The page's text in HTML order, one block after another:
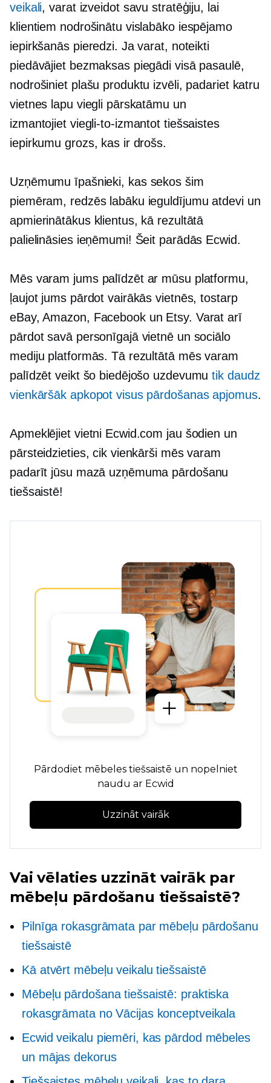
veikali, varat izveidot savu stratēģiju, lai
klientiem nodrošinātu vislabāko iespējamo
iepirkšanās pieredzi. Ja varat, noteikti
piedāvājiet bezmaksas piegādi visā pasaulē,
nodrošiniet plašu produktu izvēli, padariet katru
vietnes lapu viegli pārskatāmu un
izmantojiet viegli-to-izmantot tiešsaistes
iepirkumu grozs, kas ir drošs.
Uzņēmumu īpašnieki, kas sekos šim
piemēram, redzēs labāku ieguldījumu atdevi un
apmierinātākus klientus, kā rezultātā
palielināsies ieņēmumi! Šeit parādās Ecwid.
Mēs varam jums palīdzēt ar mūsu platformu,
ļaujot jums pārdot vairākās vietnēs, tostarp
eBay, Amazon, Facebook un Etsy. Varat arī
pārdot savā personīgajā vietnē un sociālo
mediju platformās. Tā rezultātā mēs varam
palīdzēt veikt šo biedējošo uzdevumutik daudz
vienkāršāk apkopot visus pārdošanas apjomus.
Apmeklējiet vietni Ecwid.com jau šodien un
pārsteidzieties, cik vienkārši mēs varam
padarīt jūsu mazā uzņēmuma pārdošanu
tiešsaistē!
Pārdodiet mēbeles tiešsaistē un nopelniet
naudu ar Ecwid
Uzzināt vairāk
Vai vēlaties uzzināt vairāk par
mēbeļu pārdošanu tiešsaistē?
Pilnīga rokasgrāmata par mēbeļu pārdošanu
tiešsaistē
Kā atvērt mēbeļu veikalu tiešsaistē
Mēbeļu pārdošana tiešsaistē: praktiska
rokasgrāmata no Vācijas konceptveikala
Ecwid veikalu piemēri, kas pārdod mēbeles
un mājas dekorus